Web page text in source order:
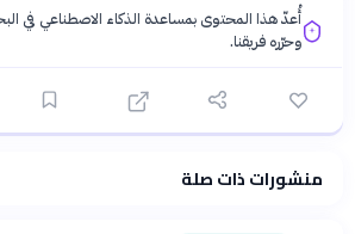
أُعدّ هذا المحتوى بمساعدة الذكاء الاصطناعي في
وحرّره فريقنا.
فلسفتنا المعرفية· سياسة الذكاء الاصطناعيمنشورات ذات صلة